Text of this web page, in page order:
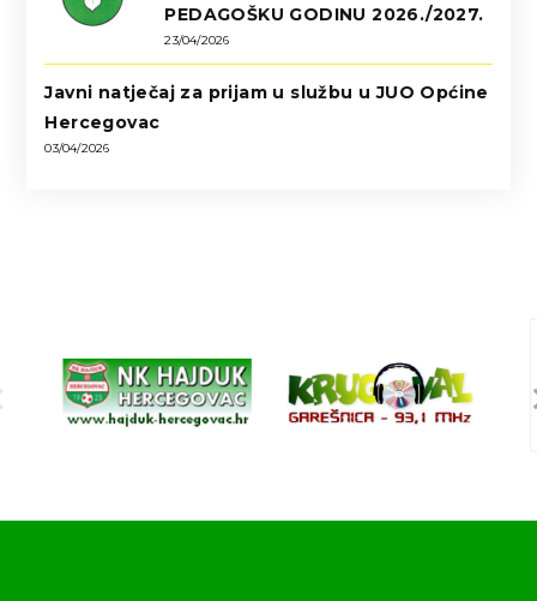
PEDAGOŠKU GODINU 2026./2027.
23/04/2026
Javni natječaj za prijam u službu u JUO Općine
Hercegovac
03/04/2026